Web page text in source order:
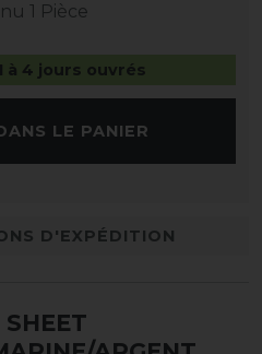
1 Pièce
à 4 jours ouvrés
LE PANIER
D'EXPÉDITION